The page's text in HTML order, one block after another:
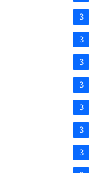
3
3
3
3
3
3
3